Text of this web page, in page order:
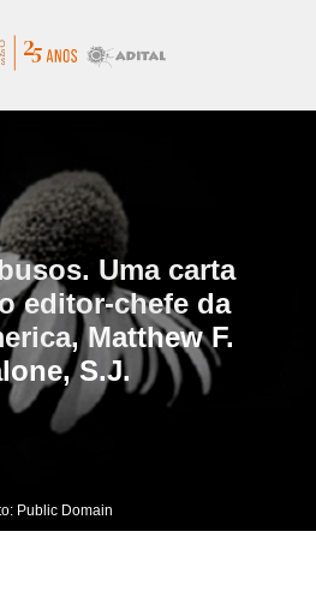
Uma carta
editor-chefe da
Matthew F.
S.J.
Public Domain